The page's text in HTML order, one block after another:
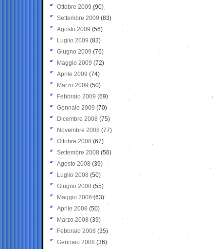
Ottobre 2009 (90)
Settembre 2009 (83)
Agosto 2009 (56)
Luglio 2009 (83)
Giugno 2009 (76)
Maggio 2009 (72)
Aprile 2009 (74)
Marzo 2009 (50)
Febbraio 2009 (69)
Gennaio 2009 (70)
Dicembre 2008 (75)
Novembre 2008 (77)
Ottobre 2008 (67)
Settembre 2008 (56)
Agosto 2008 (39)
Luglio 2008 (50)
Giugno 2008 (55)
Maggio 2008(63)
Aprile 2008 (50)
Marzo 2008 (39)
Febbraio 2008 (35)
Gennaio 2008 (36)